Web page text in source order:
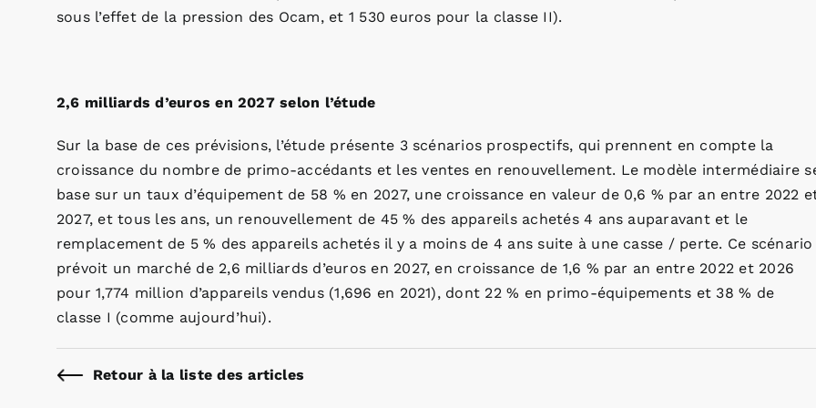
sous l’effet de la pression des Ocam, et 1 530 euros pour la classe II).
2,6 milliards d’euros en 2027 selon l’étude
Sur la base de ces prévisions, l’étude présente 3 scénarios prospectifs, qui prennent en compte la
croissance du nombre de primo-accédants et les ventes en renouvellement. Le modèle intermédiaire
base sur un taux d’équipement de 58 % en 2027, une croissance en valeur de 0,6 % par an entre 2022
2027, et tous les ans, un renouvellement de 45 % des appareils achetés 4 ans auparavant et le
remplacement de 5 % des appareils achetés il y a moins de 4 ans suite à une casse / perte. Ce scénario
prévoit un marché de 2,6 milliards d’euros en 2027, en croissance de 1,6 % par an entre 2022 et 2026
pour 1,774 million d’appareils vendus (1,696 en 2021), dont 22 % en primo-équipements et 38 % de
classe I (comme aujourd’hui).
Retour à la liste des articles